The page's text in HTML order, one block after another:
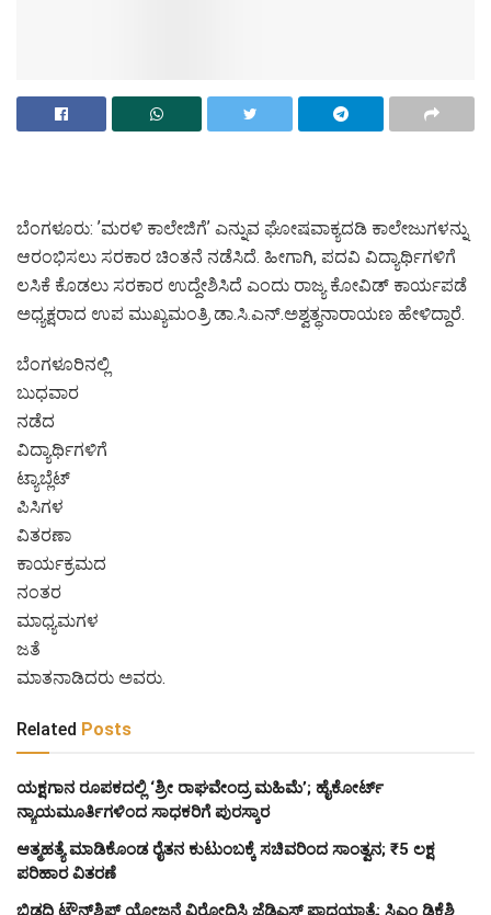
ಬೆಂಗಳೂರು: ʼಮರಳಿ ಕಾಲೇಜಿಗೆʼ ಎನ್ನುವ ಘೋಷವಾಕ್ಯದಡಿ ಕಾಲೇಜುಗಳನ್ನು
ಆರಂಭಿಸಲು ಸರಕಾರ ಚಿಂತನೆ ನಡೆಸಿದೆ. ಹೀಗಾಗಿ, ಪದವಿ ವಿದ್ಯಾರ್ಥಿಗಳಿಗೆ
ಲಸಿಕೆ ಕೊಡಲು ಸರಕಾರ ಉದ್ದೇಶಿಸಿದೆ ಎಂದು ರಾಜ್ಯ ಕೋವಿಡ್‌ ಕಾರ್ಯಪಡೆ
ಅಧ್ಯಕ್ಷರಾದ ಉಪ ಮುಖ್ಯಮಂತ್ರಿ ಡಾ.ಸಿ.ಎನ್.‌ಅಶ್ವತ್ಥನಾರಾಯಣ ಹೇಳಿದ್ದಾರೆ.
ಬೆಂಗಳೂರಿನಲ್ಲಿ
ಬುಧವಾರ
ನಡೆದ
ವಿದ್ಯಾರ್ಥಿಗಳಿಗೆ
ಟ್ಯಾಬ್ಲೆಟ್‌
ಪಿಸಿಗಳ
ವಿತರಣಾ
ಕಾರ್ಯಕ್ರಮದ
ನಂತರ
ಮಾಧ್ಯಮಗಳ
ಜತೆ
ಮಾತನಾಡಿದರು ಅವರು.
Related Posts
ಯಕ್ಷಗಾನ ರೂಪಕದಲ್ಲಿ ‘ಶ್ರೀ ರಾಘವೇಂದ್ರ ಮಹಿಮೆ’; ಹೈಕೋರ್ಟ್
ನ್ಯಾಯಮೂರ್ತಿಗಳಿಂದ ಸಾಧಕರಿಗೆ ಪುರಸ್ಕಾರ
ಆತ್ಮಹತ್ಯೆ ಮಾಡಿಕೊಂಡ ರೈತನ ಕುಟುಂಬಕ್ಕೆ ಸಚಿವರಿಂದ ಸಾಂತ್ವನ; ₹5 ಲಕ್ಷ
ಪರಿಹಾರ ವಿತರಣೆ
ಬಿಡದಿ ಟೌನ್‌ಶಿಪ್ ಯೋಜನೆ ವಿರೋಧಿಸಿ ಜೆಡಿಎಸ್ ಪಾದಯಾತ್ರೆ; ಸಿಎಂ ಡಿಕೆಶಿ